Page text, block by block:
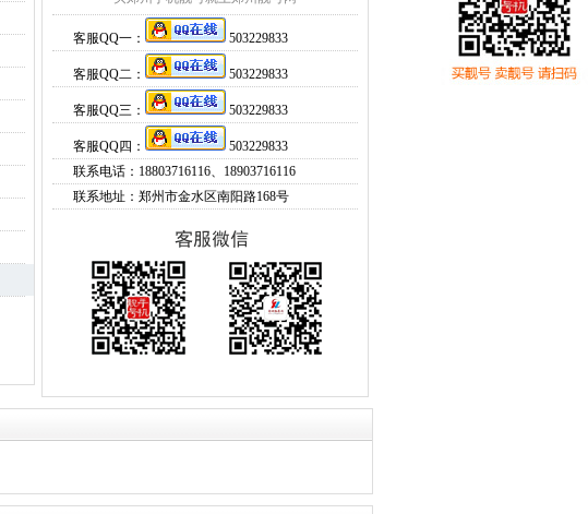
客服QQ一： 503229833
客服QQ二： 503229833
客服QQ三： 503229833
客服QQ四：
503229833
联系电话：18803716116、18903716116
联系地址：郑州市金水区南阳路168号